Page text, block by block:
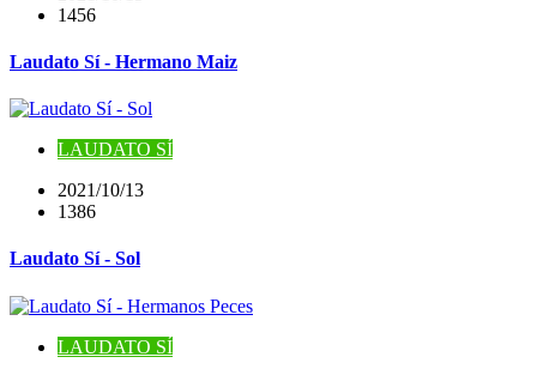
1456
Laudato Sí - Hermano Maiz
LAUDATO SÍ
2021/10/13
1386
Laudato Sí - Sol
LAUDATO SÍ